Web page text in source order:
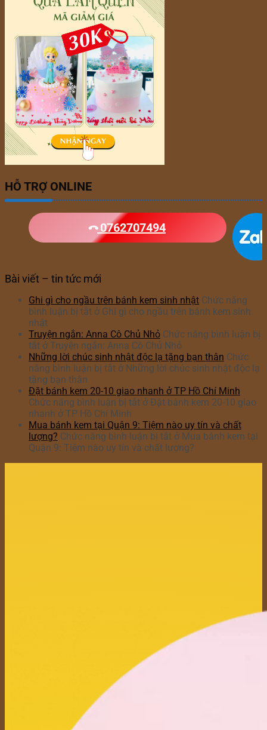
HỖ TRỢ ONLINE
0762707494
Bài viết – tin tức mới
Ghi gì cho ngầu trên bánh kem sinh nhật Chức năng
bình luận bị tắt ở Ghi gì cho ngầu trên bánh kem sinh
nhật
Truyện ngắn: Anna Cô Chủ Nhỏ Chức năng bình luận bị
tắt ở Truyện ngắn: Anna Cô Chủ Nhỏ
Những lời chúc sinh nhật độc lạ tặng bạn thân Chức
năng bình luận bị tắt ở Những lời chúc sinh nhật độc lạ
tặng bạn thân
Đặt bánh kem 20-10 giao nhanh ở TP Hồ Chí Minh
Chức năng bình luận bị tắt ở Đặt bánh kem 20-10 giao
nhanh ở TP Hồ Chí Minh
Mua bánh kem tại Quận 9: Tiệm nào uy tín và chất
lượng? Chức năng bình luận bị tắt ở Mua bánh kem tại
Quận 9: Tiệm nào uy tín và chất lượng?